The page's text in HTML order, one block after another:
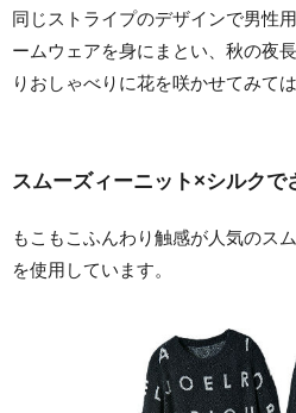
同じストライプのデザインで男性
ームウェアを身にまとい、秋の夜
りおしゃべりに花を咲かせてみて
スムーズィーニット×シルクで
もこもこふんわり触感が人気のス
を使用しています。